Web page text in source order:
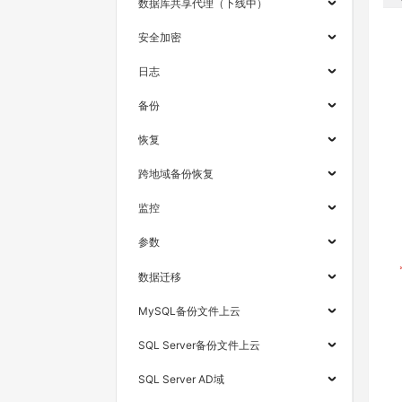
数据库共享代理（下线中）
安全加密
日志
备份
恢复
跨地域备份恢复
监控
参数
数据迁移
MySQL备份文件上云
SQL Server备份文件上云
SQL Server AD域